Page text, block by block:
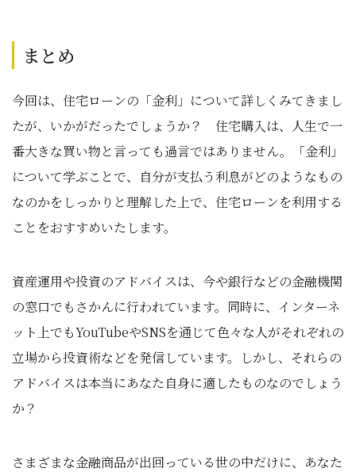
まとめ
今回は、住宅ローンの「金利」について詳しくみてきまし
たが、いかがだったでしょうか？ 住宅購入は、人生で一
番大きな買い物と言っても過言ではありません。「金利」
について学ぶことで、自分が支払う利息がどのようなもの
なのかをしっかりと理解した上で、住宅ローンを利用する
ことをおすすめいたします。
資産運用や投資のアドバイスは、今や銀行などの金融機関
の窓口でもさかんに行われています。同時に、インターネ
ット上でもYouTubeやSNSを通じて色々な人がそれぞれの
立場から投資術などを発信しています。しかし、それらの
アドバイスは本当にあなた自身に適したものなのでしょう
か？
さまざまな金融商品が出回っている世の中だけに、あなた